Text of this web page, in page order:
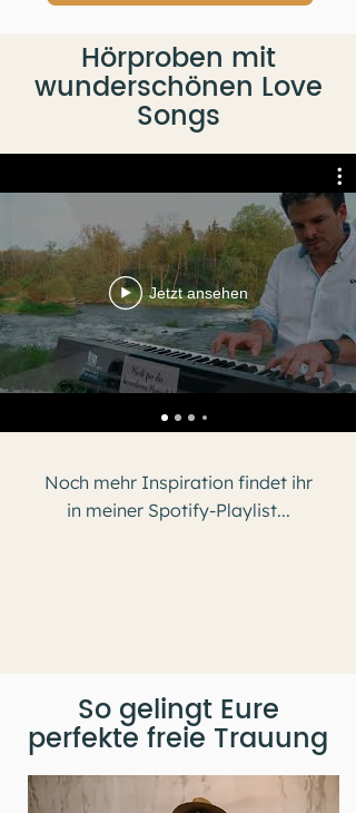
Hörproben mit
wunderschönen Love
Songs
Jetzt ansehen
Noch mehr Inspiration findet ihr
in meiner Spotify-Playlist...
So gelingt Eure
perfekte freie Trauung